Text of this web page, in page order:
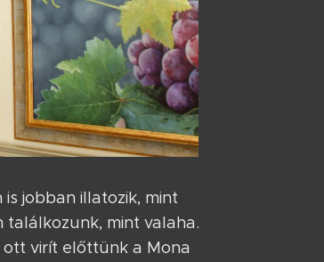
jobban illatozik, mint
mint valaha.
virít előttünk a Mona